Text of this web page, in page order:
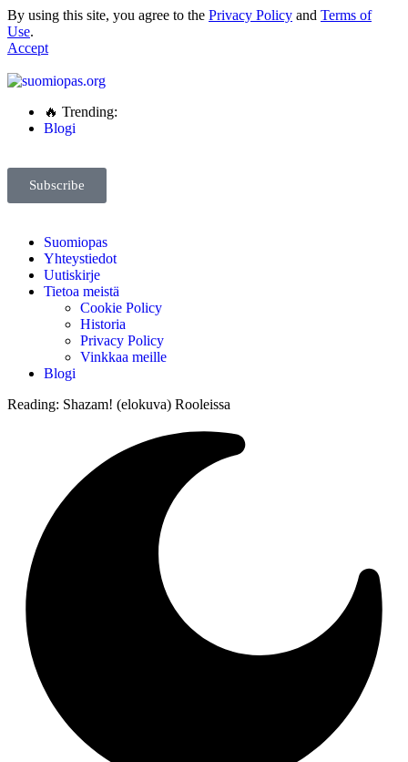
By using this site, you agree to the Privacy Policy and Terms of
Use.
Accept
🔥 Trending:
Blogi
Subscribe
Suomiopas
Yhteystiedot
Uutiskirje
Tietoa meistä
Cookie Policy
Historia
Privacy Policy
Vinkkaa meille
Blogi
Reading: Shazam! (elokuva) Rooleissa